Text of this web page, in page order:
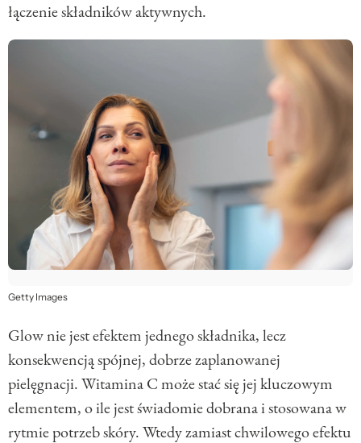
łączenie składników aktywnych.
Getty Images
Glow nie jest efektem jednego składnika, lecz
konsekwencją spójnej, dobrze zaplanowanej
pielęgnacji. Witamina C może stać się jej kluczowym
elementem, o ile jest świadomie dobrana i stosowana w
rytmie potrzeb skóry. Wtedy zamiast chwilowego efektu